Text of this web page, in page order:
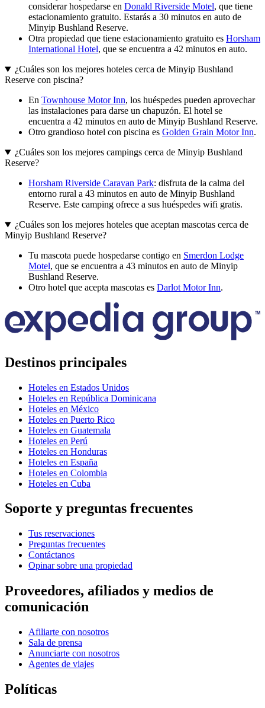
considerar hospedarse en Donald Riverside Motel, que tiene
estacionamiento gratuito. Estarás a 30 minutos en auto de
Minyip Bushland Reserve.
Otra propiedad que tiene estacionamiento gratuito es Horsham
International Hotel, que se encuentra a 42 minutos en auto.
¿Cuáles son los mejores hoteles cerca de Minyip Bushland
Reserve con piscina?
En Townhouse Motor Inn, los huéspedes pueden aprovechar
las instalaciones para darse un chapuzón. El hotel se
encuentra a 42 minutos en auto de Minyip Bushland Reserve.
Otro grandioso hotel con piscina es Golden Grain Motor Inn.
¿Cuáles son los mejores campings cerca de Minyip Bushland
Reserve?
Horsham Riverside Caravan Park: disfruta de la calma del
entorno rural a 43 minutos en auto de Minyip Bushland
Reserve. Este camping ofrece a sus huéspedes wifi gratis.
¿Cuáles son los mejores hoteles que aceptan mascotas cerca de
Minyip Bushland Reserve?
Tu mascota puede hospedarse contigo en Smerdon Lodge
Motel, que se encuentra a 43 minutos en auto de Minyip
Bushland Reserve.
Otro hotel que acepta mascotas es Darlot Motor Inn.
Destinos principales
Hoteles en Estados Unidos
Hoteles en República Dominicana
Hoteles en México
Hoteles en Puerto Rico
Hoteles en Guatemala
Hoteles en Perú
Hoteles en Honduras
Hoteles en España
Hoteles en Colombia
Hoteles en Cuba
Soporte y preguntas frecuentes
Tus reservaciones
Preguntas frecuentes
Contáctanos
Opinar sobre una propiedad
Proveedores, afiliados y medios de
comunicación
Afiliarte con nosotros
Sala de prensa
Anunciarte con nosotros
Agentes de viajes
Políticas